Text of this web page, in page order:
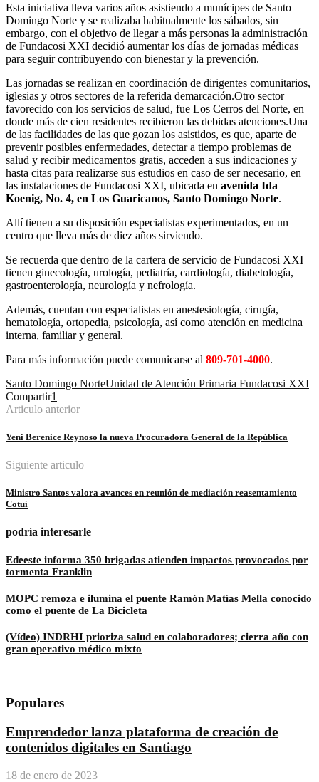
Esta iniciativa lleva varios años asistiendo a munícipes de Santo
Domingo Norte y se realizaba habitualmente los sábados, sin
embargo, con el objetivo de llegar a más personas la administración
de Fundacosi XXI decidió aumentar los días de jornadas médicas
para seguir contribuyendo con bienestar y la prevención.
Las jornadas se realizan en coordinación de dirigentes comunitarios,
iglesias y otros sectores de la referida demarcación.Otro sector
favorecido con los servicios de salud, fue Los Cerros del Norte, en
donde más de cien residentes recibieron las debidas atenciones.Una
de las facilidades de las que gozan los asistidos, es que, aparte de
prevenir posibles enfermedades, detectar a tiempo problemas de
salud y recibir medicamentos gratis, acceden a sus indicaciones y
hasta citas para realizarse sus estudios en caso de ser necesario, en
las instalaciones de Fundacosi XXI, ubicada en avenida Ida
Koenig, No. 4, en Los Guaricanos, Santo Domingo Norte.
Allí tienen a su disposición especialistas experimentados, en un
centro que lleva más de diez años sirviendo.
Se recuerda que dentro de la cartera de servicio de Fundacosi XXI
tienen ginecología, urología, pediatría, cardiología, diabetología,
gastroenterología, neurología y nefrología.
Además, cuentan con especialistas en anestesiología, cirugía,
hematología, ortopedia, psicología, así como atención en medicina
interna, familiar y general.
Para más información puede comunicarse al 809-701-4000.
Santo Domingo NorteUnidad de Atención Primaria Fundacosi XXI
Compartir1
Articulo anterior
Yeni Berenice Reynoso la nueva Procuradora General de la República
Siguiente articulo
Ministro Santos valora avances en reunión de mediación reasentamiento
Cotuí
podría interesarle
Edeeste informa 350 brigadas atienden impactos provocados por
tormenta Franklin
MOPC remoza e ilumina el puente Ramón Matías Mella conocido
como el puente de La Bicicleta
(Vídeo) INDRHI prioriza salud en colaboradores; cierra año con
gran operativo médico mixto
Populares
Emprendedor lanza plataforma de creación de
contenidos digitales en Santiago
18 de enero de 2023